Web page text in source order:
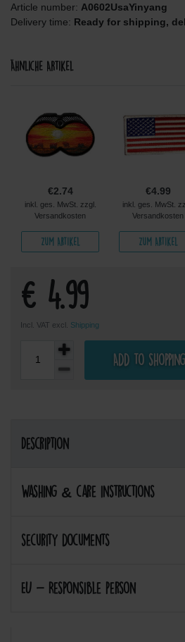
Article number: A0602UsaYinyang
Delivery time: Ready for shipping,
Ähnliche Artikel
€2.74
inkl. ges. MwSt. zzgl.
Versandkosten
Zum Artikel
€4.99
inkl. ges. MwSt.
Versandkosten
Zum Artikel
€ 4.99
Incl. VAT excl. Shipping
Add to
Description
Washing & care instructions
security documents
EU - Responsible person